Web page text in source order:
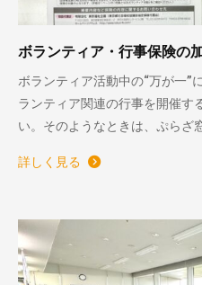
ボランティア・行事保険の
ボランティア活動中の“万が一”
ランティア関連の行事を開催す
い。そのようなときは、ぷらざ
詳しく見る